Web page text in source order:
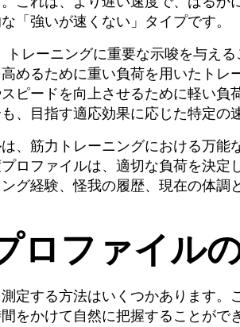
「強いが速くない」タイプです。
トレーニングに重要な示唆を与え
めるために重い負荷を用いたト
ピードを向上させるために軽い
、目指す適応効果に応じた特定の
、筋力トレーニングにおける万能
ロファイルは、適切な負荷を決
グ経験、怪我の履歴、現在の体
ロファイル
定する方法はいくつかあります
をかけて自然に把握することが